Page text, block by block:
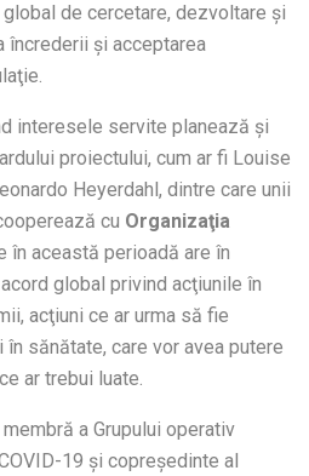
de cercetare, dezvoltare şi
încrederii şi acceptarea
interesele servite planează şi
proiectului, cum ar fi Louise
Heyerdahl, dintre care unii
cu Organizaţia
în această perioadă are în
global privind acţiunile în
acţiuni ce ar urma să fie
sănătate, care vor avea putere
ar trebui luate.
a Grupului operativ
19 şi copreşedinte al